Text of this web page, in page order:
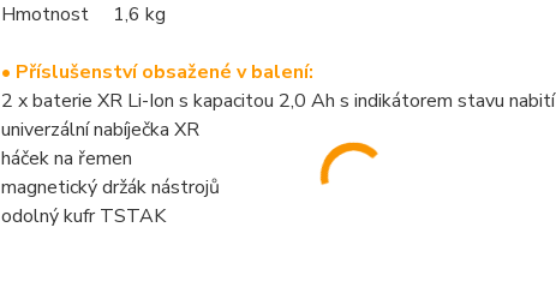
Hmotnost 1,6 kg
• Příslušenství obsažené v balení:
2 x baterie XR Li-Ion s kapacitou 2,0 Ah s indikátorem stavu nabití
univerzální nabíječka XR
háček na řemen
magnetický držák nástrojů
odolný kufr TSTAK